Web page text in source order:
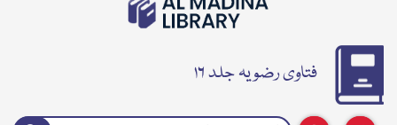
فتاوی رضویہ جلد ۱۶